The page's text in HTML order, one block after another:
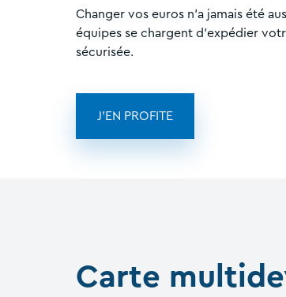
Changer vos euros n'a jamais été
équipes se chargent d'expédier
sécurisée.
J'EN PROFITE
Carte